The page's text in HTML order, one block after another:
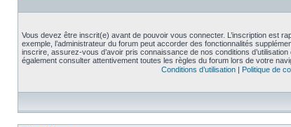
Vous devez être inscrit(e) avant de pouvoir vous connecter. L’inscription est
exemple, l’administrateur du forum peut accorder des fonctionnalités
inscrire, assurez-vous d’avoir pris connaissance de nos conditions
également consulter attentivement toutes les règles du forum lors de votre
Conditions d’utilisation| Politique de